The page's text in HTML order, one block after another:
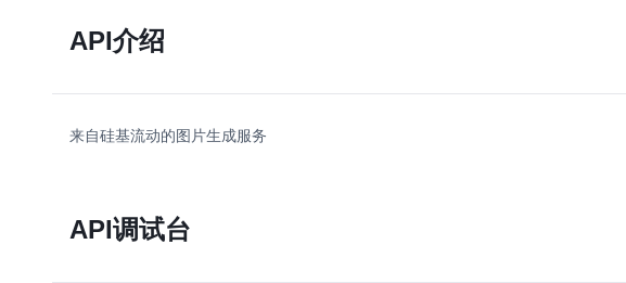
API介绍
来自硅基流动的图片生成服务
API调试台